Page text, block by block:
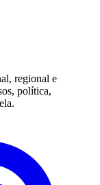
regional e
política,